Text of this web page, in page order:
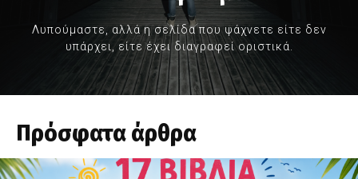
Λυπούμαστε, αλλά η σελίδα που ψάχνετε είτε δεν
υπάρχει, είτε έχει διαγραφεί οριστικά.
Πρόσφατα άρθρα